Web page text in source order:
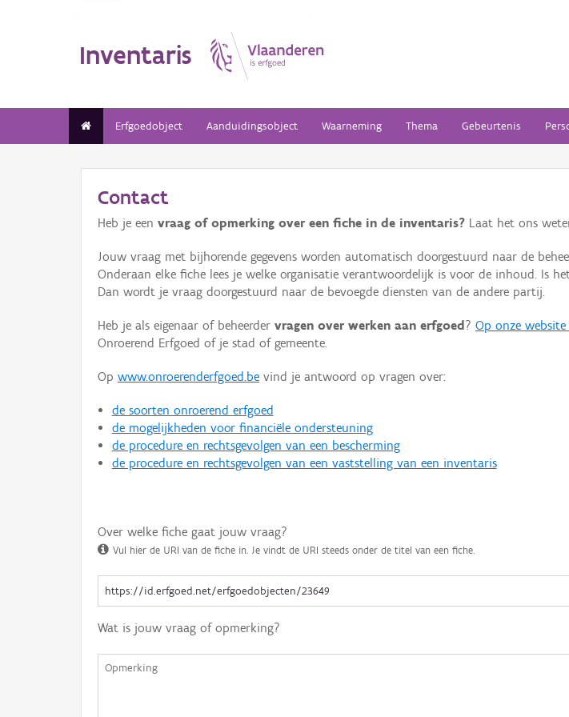
Inventaris
Erfgoedobject Aanduidingsobject Waarneming Thema Gebeurtenis
Contact
Heb je een vraag of opmerking over een fiche in de inventaris? Laat het ons
Jouw vraag met bijhorende gegevens worden automatisch doorgestuurd naar de
Onderaan elke fiche lees je welke organisatie verantwoordelijk is voor de inhoud. Is
Dan wordt je vraag doorgestuurd naar de bevoegde diensten van de andere partij.
Heb je als eigenaar of beheerder vragen over werken aan erfgoed ? Op onze
Onroerend Erfgoed of je stad of gemeente.
Op www.onroerenderfgoed.be vind je antwoord op vragen over:
de soorten onroerend erfgoed
de mogelijkheden voor financiële ondersteuning
de procedure en rechtsgevolgen van een bescherming
de procedure en rechtsgevolgen van een vaststelling van een inventaris
Over welke fiche gaat jouw vraag?
Vul hier de URI van de fiche in. Je vindt de URI steeds onder de titel van een fiche.
Wat is jouw vraag of opmerking?